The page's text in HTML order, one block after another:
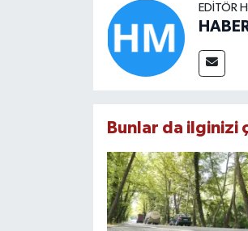
EDITÖR
Bunlar da ilginizi